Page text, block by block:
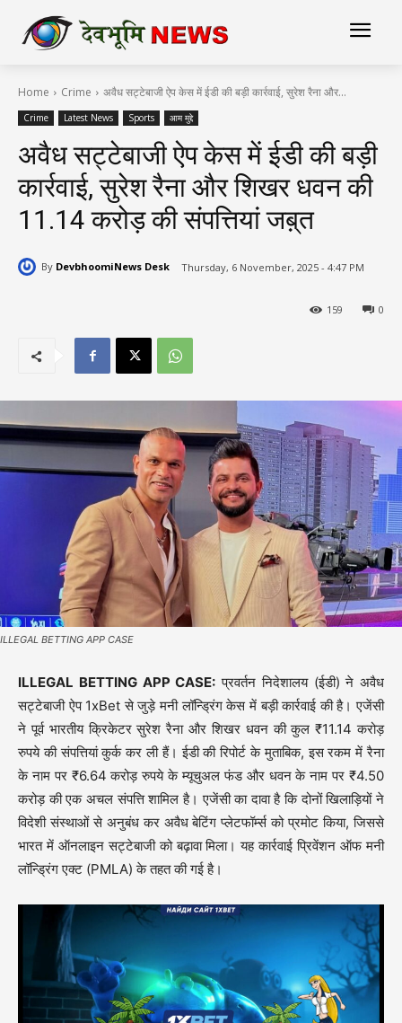
Home Crime अवैध सट्टेबाजी ऐप केस में ईडी की बड़ी कार्रवाई, सुरेश रैना और...
Crime Latest News Sports आम मुद्दे
अवैध सट्टेबाजी ऐप केस में ईडी की बड़ी
कार्रवाई, सुरेश रैना और शिखर धवन की
₹11.14 करोड़ की संपत्तियां जब़्त
By DevbhoomiNews Desk Thursday, 6 November, 2025 - 4:47 PM
0
159
ILLEGAL BETTING APP CASE
ILLEGAL BETTING APP CASE: प्रवर्तन निदेशालय (ईडी) ने अवैध
सट्टेबाजी ऐप 1xBet से जुड़े मनी लॉन्ड्रिंग केस में बड़ी कार्रवाई की है। एजेंसी
ने पूर्व भारतीय क्रिकेटर सुरेश रैना और शिखर धवन की कुल ₹11.14 करोड़
रुपये की संपत्तियां कुर्क कर ली हैं। ईडी की रिपोर्ट के मुताबिक, इस रकम में रैना
के नाम पर ₹6.64 करोड़ रुपये के म्यूचुअल फंड और धवन के नाम पर ₹4.50
करोड़ की एक अचल संपत्ति शामिल है। एजेंसी का दावा है कि दोनों खिलाड़ियों ने
विदेशी संस्थाओं से अनुबंध कर अवैध बेटिंग प्लेटफॉर्म्स को प्रमोट किया, जिससे
भारत में ऑनलाइन सट्टेबाजी को बढ़ावा मिला। यह कार्रवाई प्रिवेंशन ऑफ मनी
लॉन्ड्रिंग एक्ट (PMLA) के तहत की गई है।